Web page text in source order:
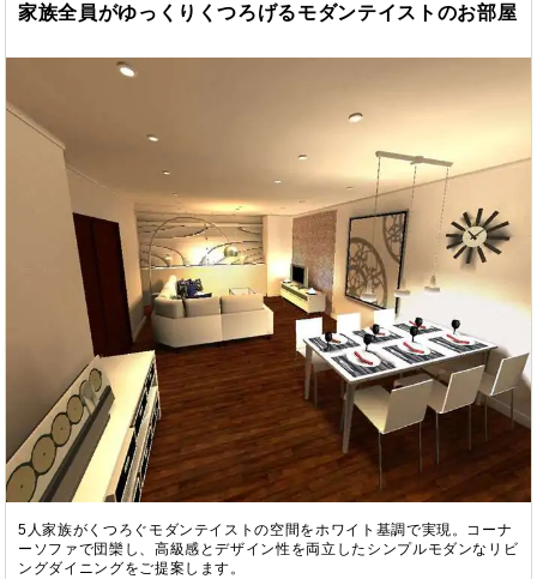
家族全員がゆっくりくつろげるモダンテイストのお部屋
5人家族がくつろぐモダンテイストの空間をホワイト基調で実現。コーナ
ーソファで団欒し、高級感とデザイン性を両立したシンプルモダンなリビ
ングダイニングをご提案します。